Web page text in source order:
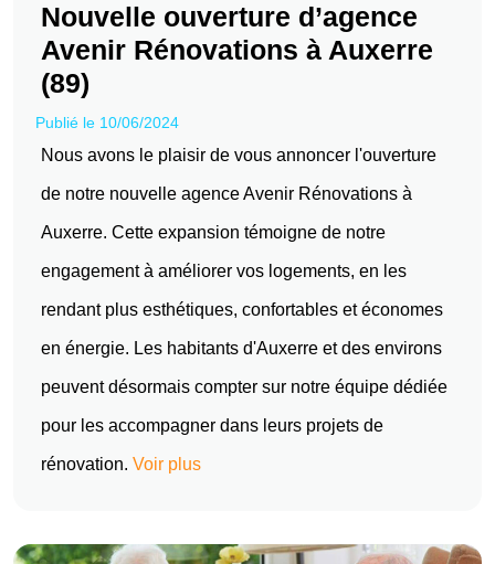
Nouvelle ouverture d’agence
Avenir Rénovations à Auxerre
(89)
Publié le 10/06/2024
Nous avons le plaisir de vous annoncer l'ouverture
de notre nouvelle agence Avenir Rénovations à
Auxerre. Cette expansion témoigne de notre
engagement à améliorer vos logements, en les
rendant plus esthétiques, confortables et économes
en énergie. Les habitants d'Auxerre et des environs
peuvent désormais compter sur notre équipe dédiée
pour les accompagner dans leurs projets de
rénovation. Voir plus